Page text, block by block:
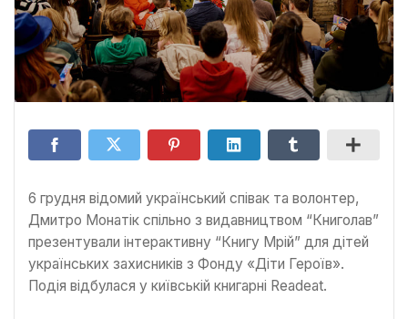
6 грудня відомий український співак та волонтер,
Дмитро Монатік спільно з видавництвом “Книголав”
презентували інтерактивну “Книгу Мрій” для дітей
українських захисників з Фонду «Діти Героїв».
Подія відбулася у київській книгарні Readeat.